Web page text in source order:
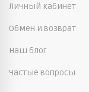
Личный кабинет
Обмен и возврат
Наш блог
Частые вопросы